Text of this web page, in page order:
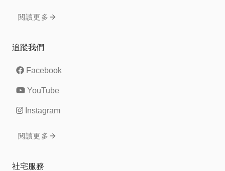
閱讀更多
追蹤我們
Facebook
YouTube
Instagram
閱讀更多
社宅服務